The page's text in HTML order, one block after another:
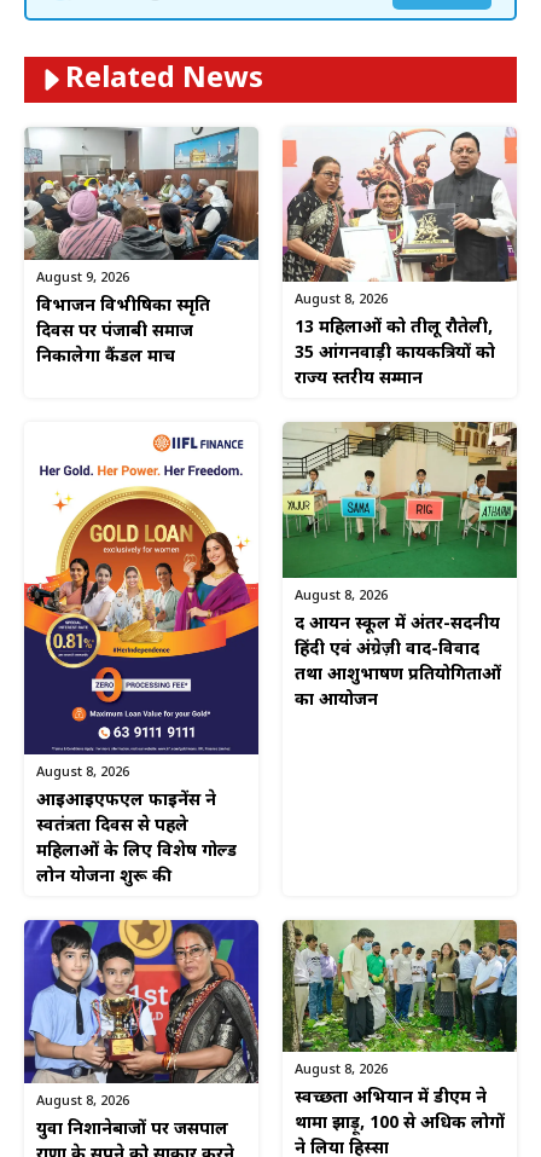
Related News
August 9, 2026
विभाजन विभीषिका स्मृति
दिवस पर पंजाबी समाज
निकालेगा कैंडल मार्च
August 8, 2026
13 महिलाओं को तीलू रौतेली,
35 आंगनवाड़ी कार्यकत्रियों को
राज्य स्तरीय सम्मान
August 8, 2026
आईआईएफएल फाइनेंस ने
स्वतंत्रता दिवस से पहले
महिलाओं के लिए विशेष गोल्ड
लोन योजना शुरू की
August 8, 2026
द आर्यन स्कूल में अंतर-सदनीय
हिंदी एवं अंग्रेज़ी वाद-विवाद
तथा आशुभाषण प्रतियोगिताओं
का आयोजन
August 8, 2026
युवा निशानेबाजों पर जसपाल
August 8, 2026
स्वच्छता अभियान में डीएम ने
थामा झाड़ू, 100 से अधिक लोगों
ने लिया हिस्सा